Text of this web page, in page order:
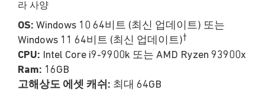
라 사양
OS: Windows 10 64비트 (최신 업데이트) 또는
Windows 11 64비트 (최신 업데이트)†
CPU: Intel Core i9-9900k 또는 AMD Ryzen 93900x
Ram: 16GB
고해상도 에셋 캐쉬: 최대 64GB